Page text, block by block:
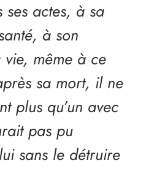
ses actes, à sa
à son
même à ce
sa mort, il ne
plus qu’un avec
pas pu
sans le détruire